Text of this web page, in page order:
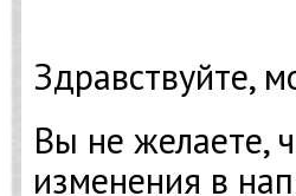
Здравствуйте,
Вы не желаете,
изменения в